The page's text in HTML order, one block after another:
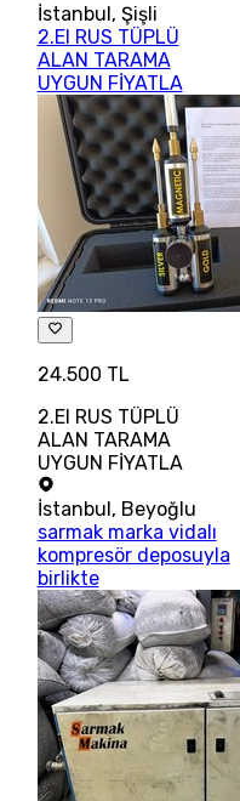
İstanbul, Şişli
2.El RUS TÜPLÜ
ALAN TARAMA
UYGUN FİYATLA
24.500 TL
2.El RUS TÜPLÜ
ALAN TARAMA
UYGUN FİYATLA
İstanbul, Beyoğlu
sarmak marka vidalı
kompresör deposuyla
birlikte